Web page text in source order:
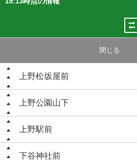
閉じる
上野松坂屋前
上野公園山下
上野駅前
下谷神社前